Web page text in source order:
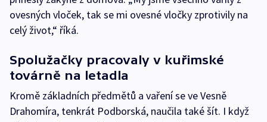
ovesných vloček, tak se mi ovesné vločky zprotivily na
celý život,“ říká.
Spolužačky pracovaly v kuřimské
továrně na letadla
Kromě základních předmětů a vaření se ve Vesně
Drahomíra, tenkrát Podborská, naučila také šít. I když